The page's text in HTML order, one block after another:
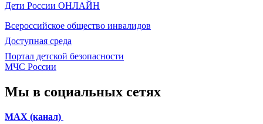
Дети России ОНЛАЙН
Всероссийское общество инвалидов
Доступная среда
Портал детской безопасности
МЧС России
Мы в социальных сетях
МАХ (канал)